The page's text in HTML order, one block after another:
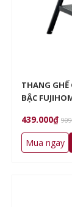
THANG
BẬC
439.000₫
Mua ngay